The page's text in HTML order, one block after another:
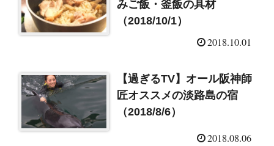
みご飯・釜飯の具材
（2018/10/1）
2018.10.01
【過ぎるTV】オール阪神師
匠オススメの淡路島の宿
（2018/8/6）
2018.08.06